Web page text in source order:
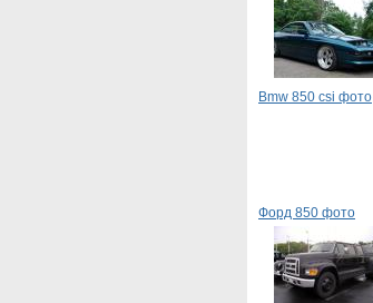
Bmw 850 csi фото
Форд 850 фото